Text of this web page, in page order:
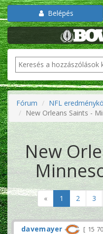
Belépés
Fórum
NFL
New Orleans Saints -
New
« 1 2 3
davemayer 15